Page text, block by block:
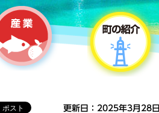
更新日：2025年3月28日